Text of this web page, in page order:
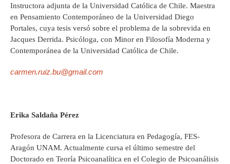
Instructora adjunta de la Universidad Católica de Chile. Maestra
en Pensamiento Contemporáneo de la Universidad Diego
Portales, cuya tesis versó sobre el problema de la sobrevida en
Jacques Derrida. Psicóloga, con Minor en Filosofía Moderna y
Contemporánea de la Universidad Católica de Chile.
carmen.ruiz.bu@gmail.com
Erika Saldaña Pérez
Profesora de Carrera en la Licenciatura en Pedagogía, FES-
Aragón UNAM. Actualmente cursa el último semestre del
Doctorado en Teoría Psicoanalítica en el Colegio de Psicoanálisis